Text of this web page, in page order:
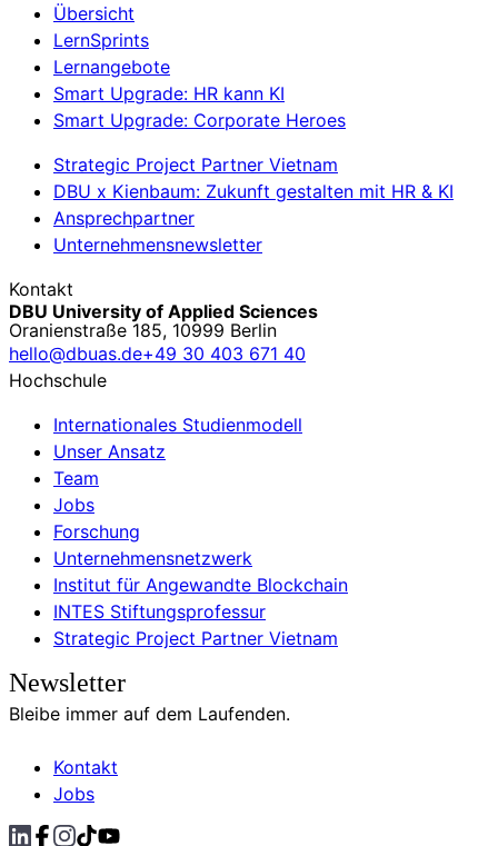
Übersicht
LernSprints
Lernangebote
Smart Upgrade: HR kann KI
Smart Upgrade: Corporate Heroes
Strategic Project Partner Vietnam
DBU x Kienbaum: Zukunft gestalten mit HR & KI
Ansprechpartner
Unternehmensnewsletter
Kontakt
DBU University of Applied Sciences
Oranienstraße 185, 10999 Berlin
hello@dbuas.de+49 30 403 671 40
Hochschule
Internationales Studienmodell
Unser Ansatz
Team
Jobs
Forschung
Unternehmensnetzwerk
Institut für Angewandte Blockchain
INTES Stiftungsprofessur
Strategic Project Partner Vietnam
Newsletter
Bleibe immer auf dem Laufenden.
Kontakt
Jobs